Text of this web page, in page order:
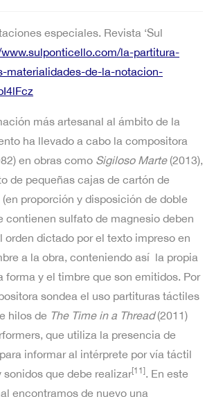
especiales. Revista ‘Sul
la-partitura-
materialidades-de-la-notacion-
más artesanal al ámbito de la
ha llevado a cabo la compositora
en obras como Sigiloso Marte(2013),
de pequeñas cajas de cartón de
proporción y disposición de doble
contienen sulfato de magnesio deben
orden dictado por el texto impreso en
a la obra, conteniendo así la propia
forma y el timbre que son emitidos. Por
sondea el uso partituras táctiles
hilos de The Time in a Thread(2011)
que utiliza la presencia de
informar al intérprete por vía táctil
que debe realizar[11]. En este
encontramos de nuevo una